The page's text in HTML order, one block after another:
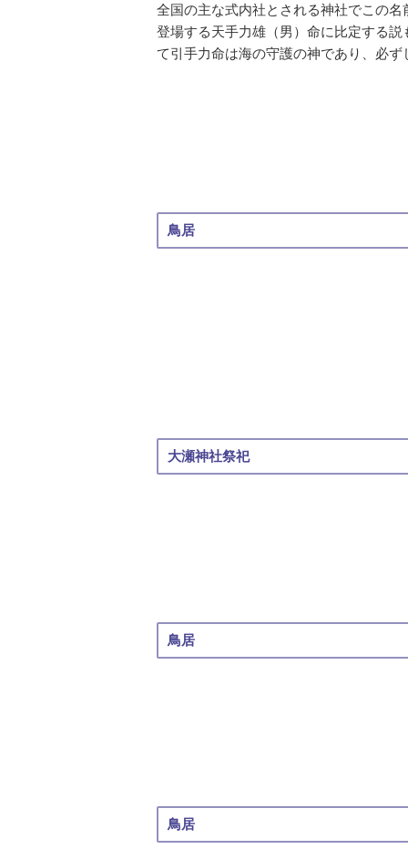
全国の主な式内社とされる神社でこの
登場する天手力雄（男）命に比定する
て引手力命は海の守護の神であり、必
鳥居
大瀬神社祭祀
鳥居
鳥居